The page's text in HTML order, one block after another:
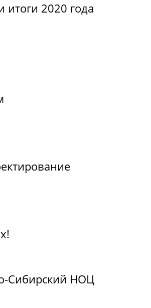
2020 года
Сибирский НОЦ